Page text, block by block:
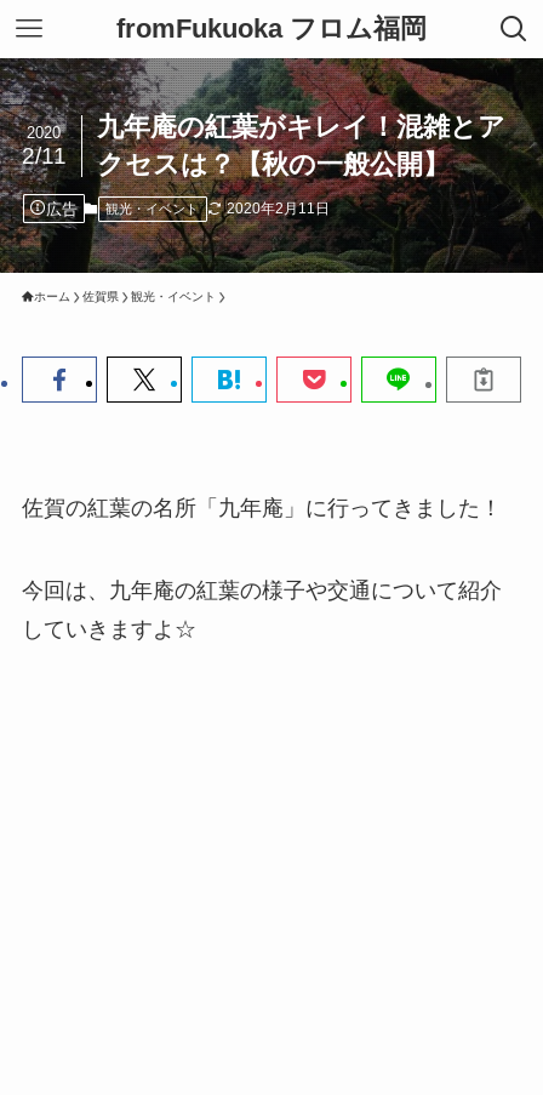
fromFukuoka フロム福岡
九年庵の紅葉がキレイ！混雑とア
クセスは？【秋の一般公開】
2020
2/11
広告 観光・イベント 2020年2月11日
ホーム 佐賀県 観光・イベント
佐賀の紅葉の名所「九年庵」に行ってきました！
今回は、九年庵の紅葉の様子や交通について紹介
していきますよ☆